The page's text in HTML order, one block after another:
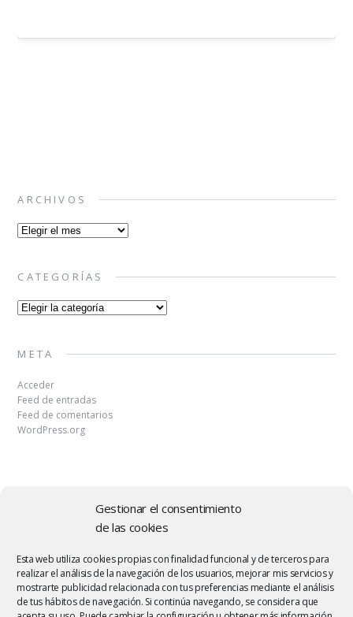
Gestionar el consentimiento
de las cookies
Esta web utiliza cookies propias con finalidad funcional y de terceros para
realizar el análisis de la navegación de los usuarios, mejorar mis servicios y
mostrarte publicidad relacionada con tus preferencias mediante el análisis
de tus hábitos de navegación. Si continúa navegando, se considera que
ARCHIVOS
Archivos
CATEGORÍAS
Categorías
META
Acceder
Feed de entradas
Feed de comentarios
WordPress.org
Copyright © 2026 | MH Elegance